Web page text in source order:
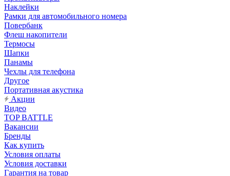
Наклейки
Рамки для автомобильного номера
Повербанк
Флеш накопители
Термосы
Шапки
Панамы
Чехлы для телефона
Другое
Портативная акустика
Акции
Видео
TOP BATTLE
Вакансии
Бренды
Как купить
Условия оплаты
Условия доставки
Гарантия на товар